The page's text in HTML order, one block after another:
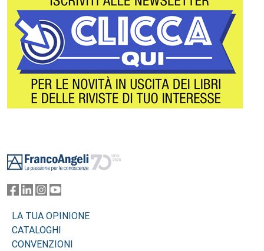
LA TUA OPINIONE
CATALOGHI
CONVENZIONI